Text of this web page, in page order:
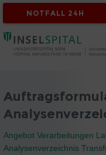
NOTFALL 24H
Angebot Verarbeitungen
Analysenverzeichnis